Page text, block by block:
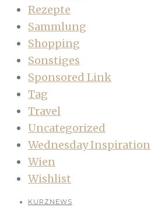
Rezepte
Sammlung
Shopping
Sonstiges
Sponsored Link
Tag
Travel
Uncategorized
Wednesday Inspiration
Wien
Wishlist
KURZNEWS